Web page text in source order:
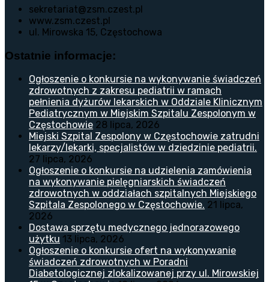
sekretariat@zsm.czest.pl
www.zsm.czest.pl
ul. Mirowska 15, Częstochowa
Ostatnie informacje:
Ogłoszenie o konkursie na wykonywanie świadczeń
zdrowotnych z zakresu pediatrii w ramach
pełnienia dyżurów lekarskich w Oddziale Klinicznym
Pediatrycznym w Miejskim Szpitalu Zespolonym w
Częstochowie 28 lipca, 2026
Miejski Szpital Zespolony w Częstochowie zatrudni
lekarzy/lekarki, specjalistów w dziedzinie pediatrii.
27 lipca, 2026
Ogłoszenie o konkursie na udzielenia zamówienia
na wykonywanie pielęgniarskich świadczeń
zdrowotnych w oddziałach szpitalnych Miejskiego
Szpitala Zespolonego w Częstochowie. 21 lipca,
2026
Dostawa sprzętu medycznego jednorazowego
użytku 13 lipca, 2026
Ogłoszenie o konkursie ofert na wykonywanie
świadczeń zdrowotnych w Poradni
Diabetologicznej zlokalizowanej przy ul. Mirowskiej